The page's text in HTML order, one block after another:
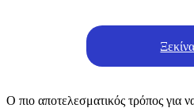
Ξεκίνα
Ο πιο αποτελεσματικός τρόπος για